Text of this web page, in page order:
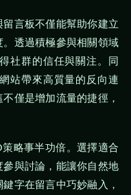
言板不僅能幫助你建立
透過積極參與相關領域
社群的信任與關注。同
站帶來高質量的反向連
僅是增加流量的捷徑，
略事半功倍。選擇適合
與討論，能讓你自然地
字在留言中巧妙融入，